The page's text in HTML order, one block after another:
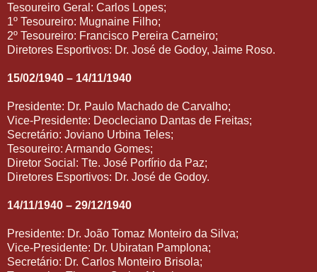
Tesoureiro Geral: Carlos Lopes;
1º Tesoureiro: Mugnaine Filho;
2º Tesoureiro: Francisco Pereira Carneiro;
Diretores Esportivos: Dr. José de Godoy, Jaime Roso.
15/02/1940 – 14/11/1940
Presidente: Dr. Paulo Machado de Carvalho;
Vice-Presidente: Deocleciano Dantas de Freitas;
Secretário: Joviano Urbina Teles;
Tesoureiro: Armando Gomes;
Diretor Social: Tte. José Porfírio da Paz;
Diretores Esportivos: Dr. José de Godoy.
14/11/1940 – 29/12/1940
Presidente: Dr. João Tomaz Monteiro da Silva;
Vice-Presidente: Dr. Ubiratan Pamplona;
Secretário: Dr. Carlos Monteiro Brisola;